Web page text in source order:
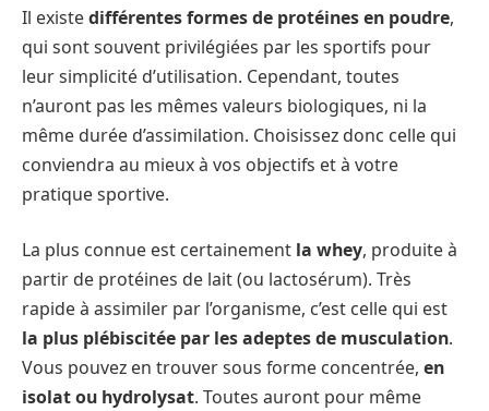
Il existedifférentes formes de protéines en poudre,
qui sont souvent privilégiées par les sportifs pour
leur simplicité d’utilisation. Cependant, toutes
n’auront pas les mêmes valeurs biologiques, ni la
même durée d’assimilation. Choisissez donc celle qui
conviendra au mieux à vos objectifs et à votre
pratique sportive.
La plus connue est certainement la whey, produite à
partir de protéines de lait (ou lactosérum). Très
rapide à assimiler par l’organisme, c’est celle qui est
la plus plébiscitée par les adeptes de musculation.
Vous pouvez en trouver sous forme concentrée, en
isolat ou hydrolysat. Toutes auront pour même